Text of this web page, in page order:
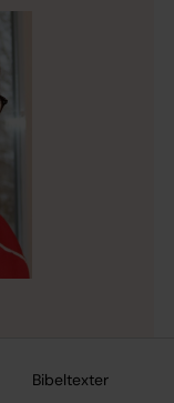
Bibeltexter
Mölndal